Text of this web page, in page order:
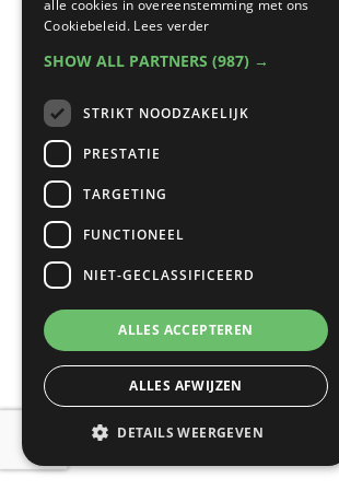
alle cookies in overeenstemming met ons
Cookiebeleid. Lees verder
SHOW ALL PARTNERS (987) →
STRIKT NOODZAKELIJK
PRESTATIE
TARGETING
FUNCTIONEEL
NIET-GECLASSIFICEERD
ALLES ACCEPTEREN
ALLES AFWIJZEN
DETAILS WEERGEVEN